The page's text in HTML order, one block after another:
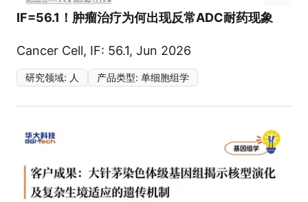
IF=56.1！肿瘤治疗为何出现反常ADC耐药现象
Cancer Cell, IF: 56.1, Jun 2026
研究领域: 人 产品类型: 单细胞组学